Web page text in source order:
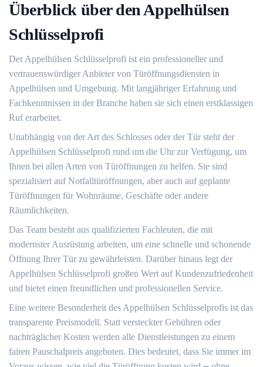
Überblick über den Appelhülsen
Schlüsselprofi
Der Appelhülsen Schlüsselprofi ist ein professioneller und
vertrauenswürdiger Anbieter von Türöffnungsdiensten in
Appelhülsen und Umgebung.​ Mit langjähriger Erfahrung und
Fachkenntnissen in der Branche haben sie sich einen erstklassigen
Ruf erarbeitet.​
Unabhängig von der Art des Schlosses oder der Tür steht der
Appelhülsen Schlüsselprofi rund um die Uhr zur Verfügung, um
Ihnen bei allen Arten von Türöffnungen zu helfen.​ Sie sind
spezialisiert auf Notfalltüröffnungen, aber auch auf geplante
Türöffnungen für Wohnräume, Geschäfte oder andere
Räumlichkeiten.​
Das Team besteht aus qualifizierten Fachleuten, die mit
modernster Ausrüstung arbeiten, um eine schnelle und schonende
Öffnung Ihrer Tür zu gewährleisten.​ Darüber hinaus legt der
Appelhülsen Schlüsselprofi großen Wert auf Kundenzufriedenheit
und bietet einen freundlichen und professionellen Service.​
Eine weitere Besonderheit des Appelhülsen Schlüsselprofis ist das
transparente Preismodell.​ Statt versteckter Gebühren oder
nachträglicher Kosten werden alle Dienstleistungen zu einem
fairen Pauschalpreis angeboten.​ Dies bedeutet, dass Sie immer im